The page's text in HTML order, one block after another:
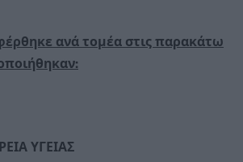
ανά τομέα στις παρακάτω
ΥΓΕΙΑΣ